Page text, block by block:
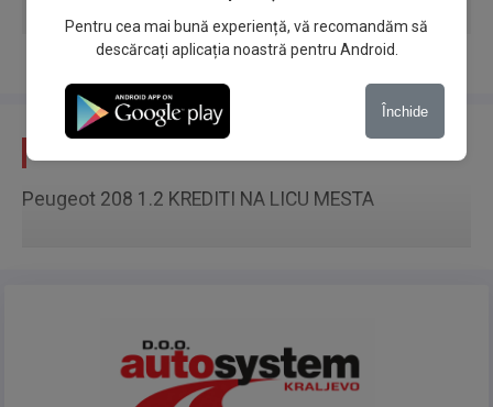
Cartea Servis
Cheie de rezervă
Peugeot 208 1.2 KREDITI NA LICU MESTA
Pentru cea mai bună experiență, vă recomandăm să
descărcați aplicația noastră pentru Android.
Închide